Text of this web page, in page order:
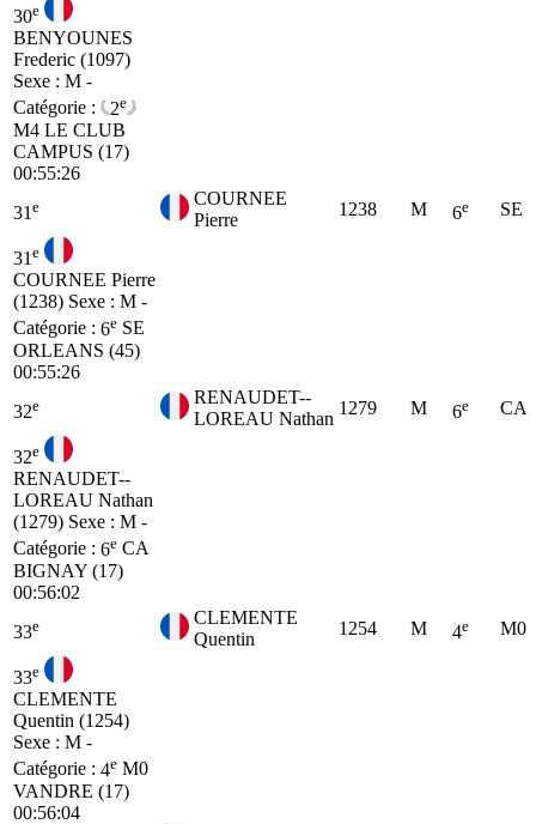
30e
BENYOUNES
Frederic (1097)
Sexe : M -
Catégorie :
2e
M4 LE CLUB
CAMPUS (17)
00:55:26
31 e
COURNEE
Pierre
1238 M 6e SE
31 e
COURNEE Pierre
(1238) Sexe : M -
Catégorie : 6e SE
ORLEANS (45)
00:55:26
32e
RENAUDET--
LOREAU Nathan
1279 M 6e CA
32e
RENAUDET--
LOREAU Nathan
(1279) Sexe : M -
Catégorie : 6e CA
BIGNAY (17)
00:56:02
33e
CLEMENTE
Quentin
1254 M 4e M0
33e
CLEMENTE
Quentin (1254)
Sexe : M -
Catégorie : 4e M0
VANDRE (17)
00:56:04